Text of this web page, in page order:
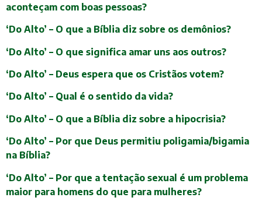
aconteçam com boas pessoas?
‘Do Alto’ – O que a Bíblia diz sobre os demônios?
‘Do Alto’ – O que significa amar uns aos outros?
‘Do Alto’ – Deus espera que os Cristãos votem?
‘Do Alto’ – Qual é o sentido da vida?
‘Do Alto’ – O que a Bíblia diz sobre a hipocrisia?
‘Do Alto’ – Por que Deus permitiu poligamia/bigamia
na Bíblia?
‘Do Alto’ – Por que a tentação sexual é um problema
maior para homens do que para mulheres?